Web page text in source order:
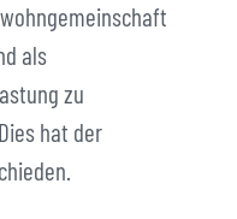
als
zu
hat der